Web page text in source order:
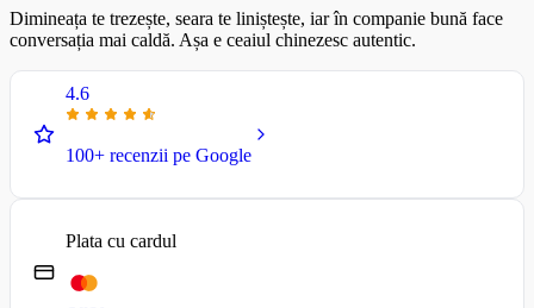
Dimineața te trezește, seara te liniștește, iar în companie bună face
conversația mai caldă. Așa e ceaiul chinezesc autentic.
4.6
100+ recenzii pe Google
Plata cu cardul